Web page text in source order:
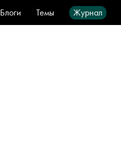
Блоги Темы Журнал
Стиль
Видео Город